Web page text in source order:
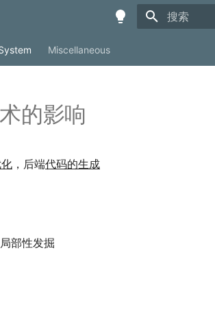
Miscellaneous
的影响
，后端代码的生成
部性发掘